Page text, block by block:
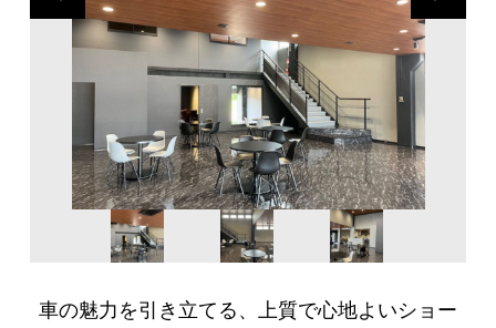
車の魅力を引き立てる、上質で心地よいショー